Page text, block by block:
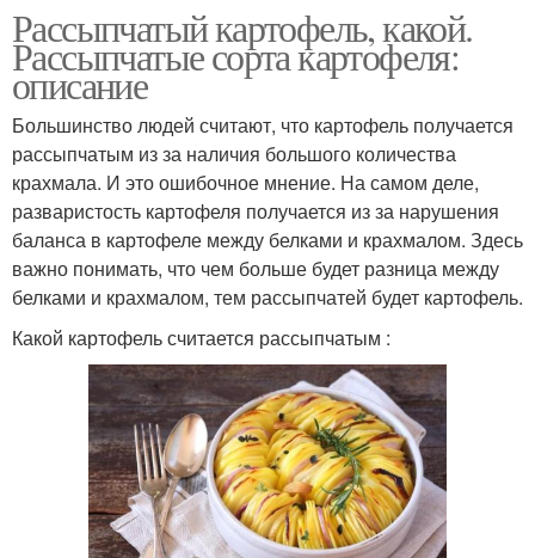
Рассыпчатый картофель, какой.
Рассыпчатые сорта картофеля:
описание
Большинство людей считают, что картофель получается
рассыпчатым из за наличия большого количества
крахмала. И это ошибочное мнение. На самом деле,
разваристость картофеля получается из за нарушения
баланса в картофеле между белками и крахмалом. Здесь
важно понимать, что чем больше будет разница между
белками и крахмалом, тем рассыпчатей будет картофель.
Какой картофель считается рассыпчатым :